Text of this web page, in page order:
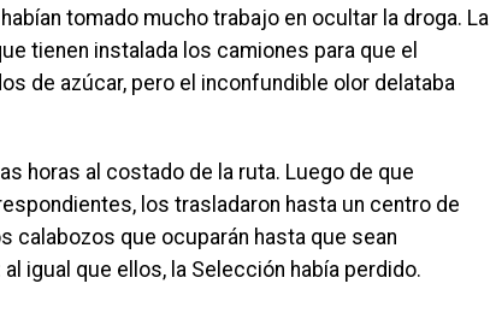
tomado mucho trabajo en ocultar la droga. La
tienen instalada los camiones para que el
de azúcar, pero el inconfundible olor delataba
horas al costado de la ruta. Luego de que
los trasladaron hasta un centro de
calabozos que ocuparán hasta que sean
igual que ellos, la Selección había perdido.